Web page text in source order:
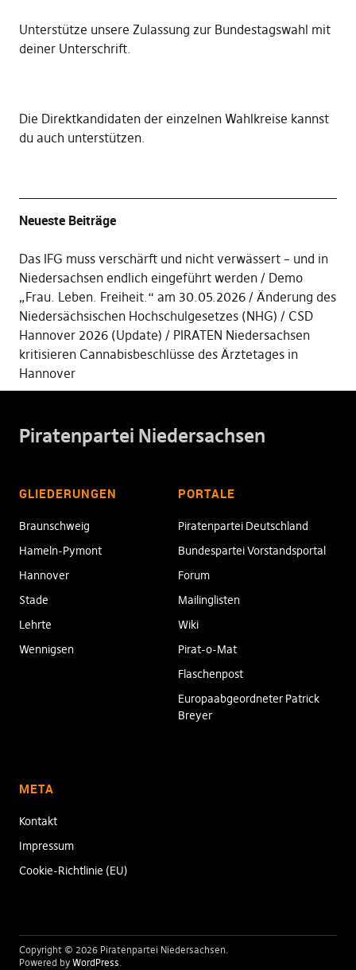
Unterstütze unsere Zulassung zur Bundestagswahl mit
deiner Unterschrift.
Die Direktkandidaten der einzelnen Wahlkreise kannst
du auch unterstützen.
Neueste Beiträge
Das IFG muss verschärft und nicht verwässert – und in
Niedersachsen endlich eingeführt werden
Demo
„Frau. Leben. Freiheit.“ am 30.05.2026
Änderung des
Niedersächsischen Hochschulgesetzes (NHG)
CSD
Hannover 2026 (Update)
PIRATEN Niedersachsen
kritisieren Cannabisbeschlüsse des Ärztetages in
Hannover
Piratenpartei Niedersachsen
GLIEDERUNGEN
Braunschweig
Hameln-Pymont
Hannover
Stade
Lehrte
Wennigsen
PORTALE
Piratenpartei Deutschland
Bundespartei Vorstandsportal
Forum
Mailinglisten
Wiki
Pirat-o-Mat
Flaschenpost
Europaabgeordneter Patrick
Breyer
META
Kontakt
Impressum
Cookie-Richtlinie (EU)
Copyright © 2026 Piratenpartei Niedersachsen
Powered by WordPress